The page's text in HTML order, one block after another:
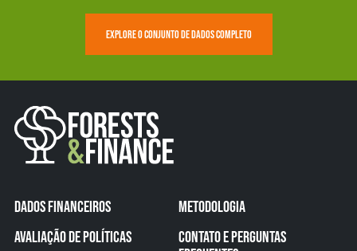
EXPLORE O CONJUNTO DE DADOS COMPLETO
DADOS FINANCEIROS
AVALIAÇÃO DE POLÍTICAS
METODOLOGIA
CONTATO E PERGUNTAS